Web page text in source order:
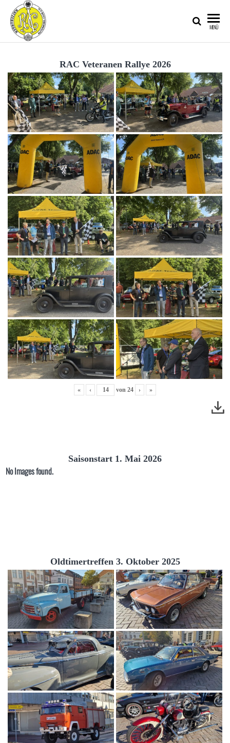
AUTOMOBIL-
CLUB IM
ADAC E.V.
MENÜ
RAC Veteranen Rallye 2026
« ‹ von 24 › »
Saisonstart 1. Mai 2026
No Images found.
Oldtimertreffen 3. Oktober 2025